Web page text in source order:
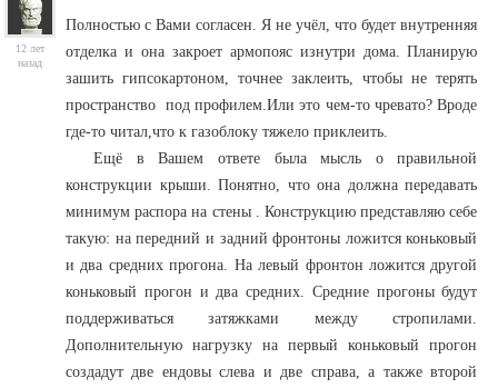
12 лет
назад
Полностью с Вами согласен. Я не учёл, что будет внутренняя
отделка и она закроет армопояс изнутри дома. Планирую
зашить гипсокартоном, точнее заклеить, чтобы не терять
пространство под профилем.Или это чем-то чревато? Вроде
где-то читал,что к газоблоку тяжело приклеить.
Ещё в Вашем ответе была мысль о правильной
конструкции крыши. Понятно, что она должна передавать
минимум распора на стены . Конструкцию представляю себе
такую: на передний и задний фронтоны ложится коньковый
и два средних прогона. На левый фронтон ложится другой
коньковый прогон и два средних. Средние прогоны будут
поддерживаться затяжками между стропилами.
Дополнительную нагрузку на первый коньковый прогон
создадут две ендовы слева и две справа, а также второй